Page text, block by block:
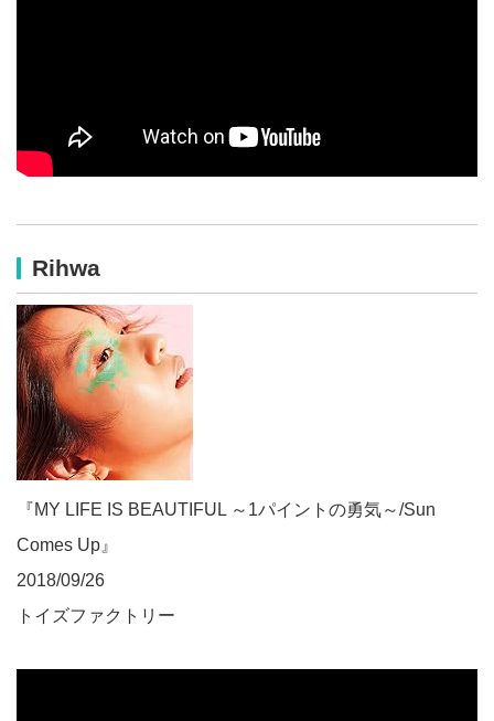
Rihwa
『MY LIFE IS BEAUTIFUL ～1パイントの勇気～/Sun
Comes Up』
2018/09/26
トイズファクトリー